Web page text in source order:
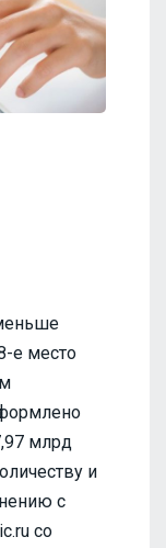
е место
млрд
и
с
со